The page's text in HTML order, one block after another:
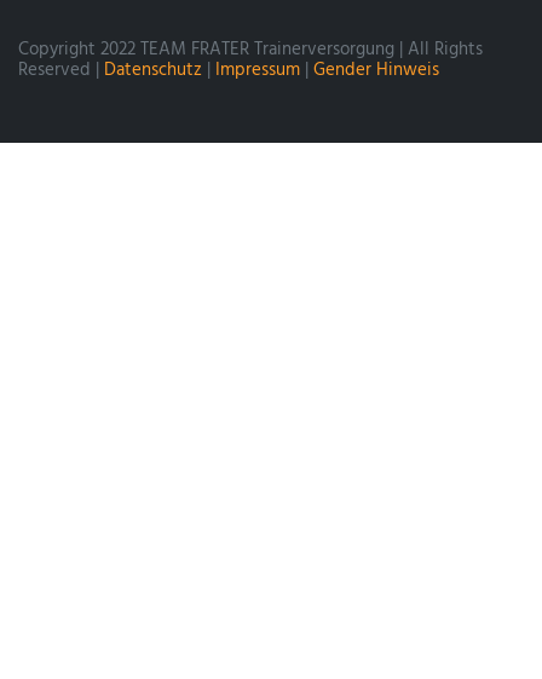
Copyright 2022 TEAM FRATER Trainerversorgung | All Rights
Reserved | Datenschutz | Impressum | Gender Hinweis